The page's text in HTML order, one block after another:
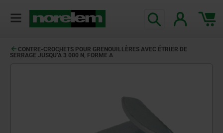
CONTRE-CROCHETS POUR GRENOUILLÈRES AVEC ÉTRIER DE
SERRAGE JUSQU’À 3 000 N, FORME A